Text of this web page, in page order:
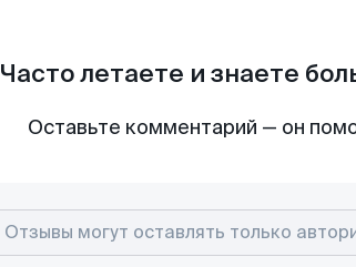
Часто летаете и знаете
Оставьте комментарий — он